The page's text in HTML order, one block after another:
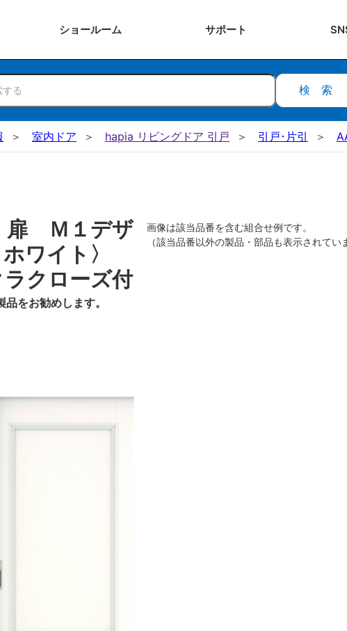
ショールーム サポート
検索
室内ドア hapia リビングドア 引戸 引戸･片引
Ｍ１デザ
ワイト〉
クローズ付
をお勧めします。
画像は該当品番を含む組合せ例です。
（該当品番以外の製品・部品も表示されてい